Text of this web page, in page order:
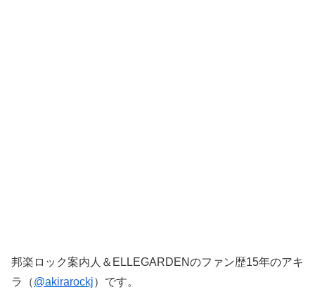
邦楽ロック案内人＆ELLEGARDENのファン歴15年のアキ
ラ（@akirarockj）です。